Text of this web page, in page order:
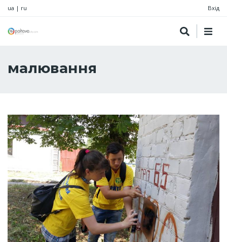
ua | ru Вхід
малювання